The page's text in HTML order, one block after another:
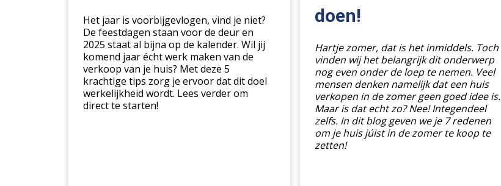
verkopen
2025
Het jaar is voorbijgevlogen, vind je niet?
De feestdagen staan voor de deur en
2025 staat al bijna op de kalender. Wil jij
komend jaar écht werk maken van de
verkoop van je huis? Met deze 5
krachtige tips zorg je ervoor dat dit doel
werkelijkheid wordt. Lees verder om
direct te starten!
juist
doen!
doen!
Hartje zomer, dat is het inmiddels. Toch
vinden wij het belangrijk dit onderwerp
nog even onder de loep te nemen. Veel
mensen denken namelijk dat een huis
verkopen in de zomer geen goed idee is.
Maar is dat echt zo? Nee! Integendeel
zelfs. In dit blog geven we je 7 redenen
om je huis júist in de zomer te koop te
zetten!